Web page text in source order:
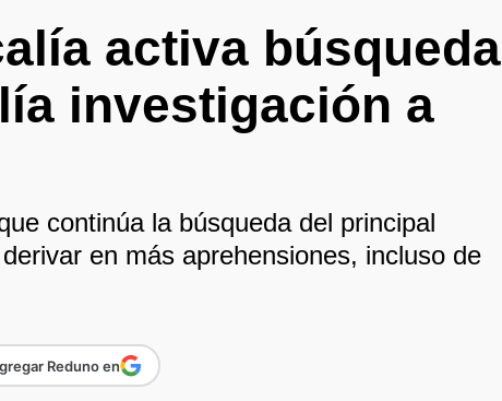
activa búsqueda
investigación a
continúa la búsqueda del principal
en más aprehensiones, incluso de
Reduno en